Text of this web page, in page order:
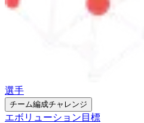
選手
チーム編成チャレンジ
エボリューション 目標